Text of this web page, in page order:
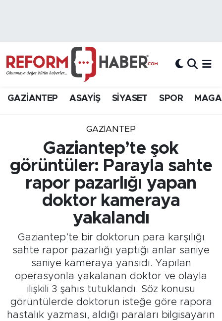
GAZİANTEP ASAYİŞ SİYASET SPOR
GAZIANTEP
Gaziantep’te şok
görüntüler: Parayla sahte
rapor pazarlığı yapan
doktor kameraya
yakalandı
Gaziantep’te bir doktorun para karşılığı
sahte rapor pazarlığı yaptığı anlar saniye
saniye kameraya yansıdı. Yapılan
operasyonla yakalanan doktor ve olayla
ilişkili 3 şahıs tutuklandı. Söz konusu
görüntülerde doktorun isteğe göre rapora
hastalık yazması, aldığı paraları bilgisayarın
Hava Durumu
Süper Lig Puan Durumu ve Fikstür
Tüm Manşetler
Son Dakika Haberleri
Haber Arşivi